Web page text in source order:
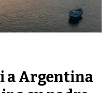
a Argentina